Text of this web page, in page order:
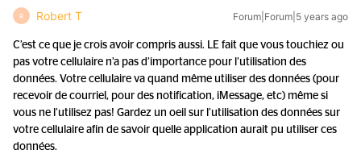
R Robert T Forum|Forum|5 years ago
C’est ce que je crois avoir compris aussi. LE fait que vous touchiez ou
pas votre cellulaire n’a pas d’importance pour l’utilisation des
données. Votre cellulaire va quand même utiliser des données (pour
recevoir de courriel, pour des notification, iMessage, etc) même si
vous ne l’utilisez pas! Gardez un oeil sur l’utilisation des données sur
votre cellulaire afin de savoir quelle application aurait pu utiliser ces
données.